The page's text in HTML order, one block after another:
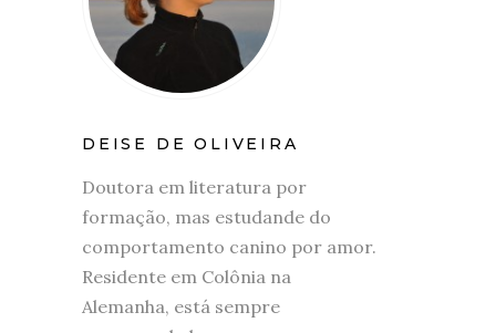
DEISE DE OLIVEIRA
Doutora em literatura por
formação, mas estudande do
comportamento canino por amor.
Residente em Colônia na
Alemanha, está sempre